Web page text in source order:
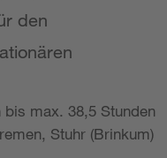
den
max. 38,5 Stunden
Stuhr (Brinkum)